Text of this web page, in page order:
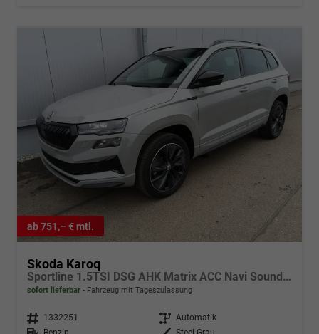
ab 751,– € mtl.
Skoda Karoq
Sportline 1.5TSI DSG AHK Matrix ACC Navi Sound Totwinkel
sofort lieferbar Fahrzeug mit Tageszulassung
Fahrzeugnr. 1332251 Getriebe Automatik